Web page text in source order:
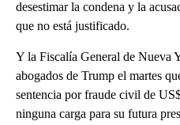
desestimar la condena y la
que no está justificado.
Y la Fiscalía General de Nueva
abogados de Trump el martes
sentencia por fraude civil de
ninguna carga para su futura